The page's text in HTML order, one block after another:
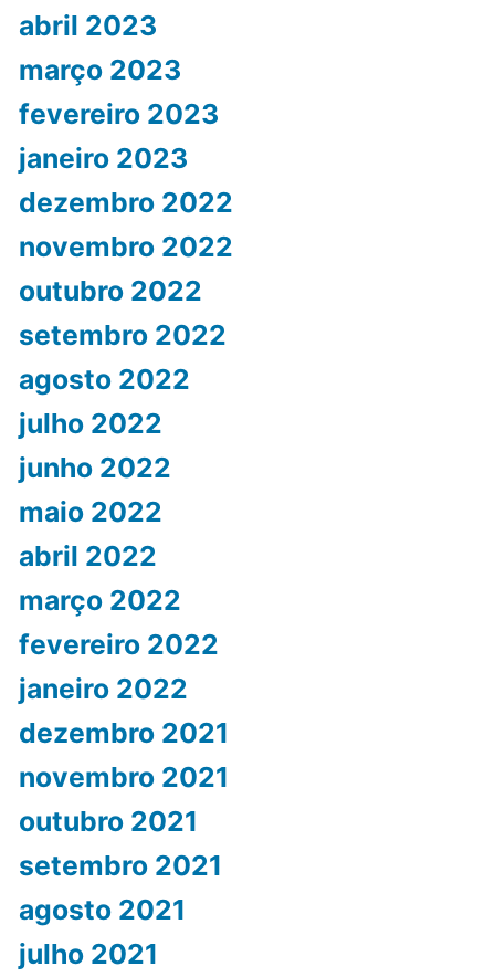
abril 2023
março 2023
fevereiro 2023
janeiro 2023
dezembro 2022
novembro 2022
outubro 2022
setembro 2022
agosto 2022
julho 2022
junho 2022
maio 2022
abril 2022
março 2022
fevereiro 2022
janeiro 2022
dezembro 2021
novembro 2021
outubro 2021
setembro 2021
agosto 2021
julho 2021